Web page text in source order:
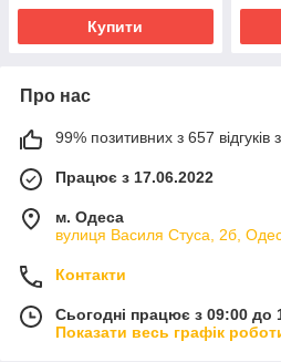
Купити
Про нас
99% позитивних з 657 відгуків
Працює з 17.06.2022
м. Одеса
вулиця Василя Стуса, 2б,
Контакти
Сьогодні працює з 09:00 до
Показати весь графік